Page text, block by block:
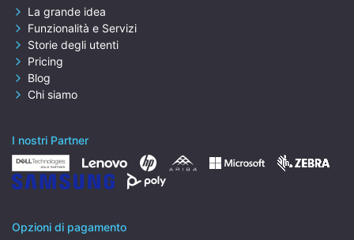
La grande idea
Funzionalità e Servizi
Storie degli utenti
Pricing
Blog
Chi siamo
I nostri Partner
Opzioni di pagamento